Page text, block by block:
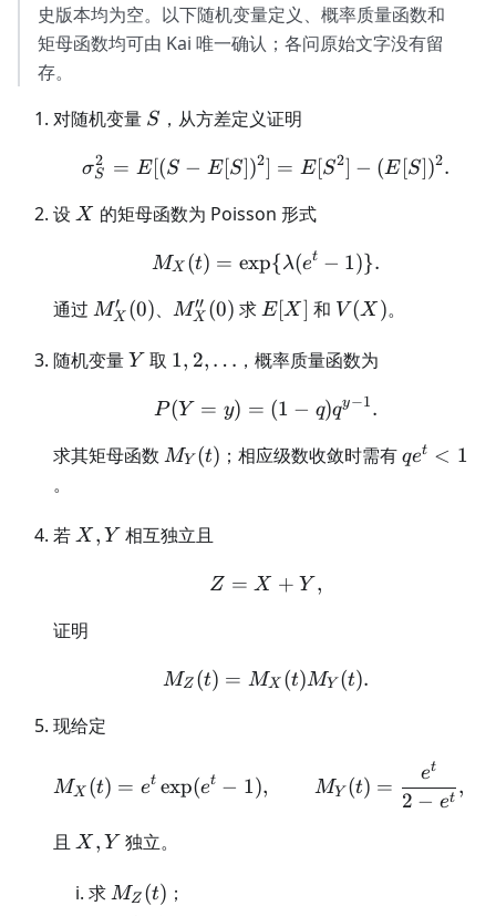
史版本均为空。以下随机变量定义、概率质量函数和
矩母函数均可由 Kai 唯一确认；各问原始文字没有留
存。
对随机变量 S
S ，从方差定义证明
\sigma_S^2 =E[(S-
σS
2 = E[(S − E[S])2] = E[S2] − (E[S])2.
设 X
X 的矩母函数为 Poisson 形式
MX (t) = exp{λ(et − 1)}.
通过 M_X'(0)
MX
′ (0)、M_X''(0)
MX
′′ (0) 求E[X]
E[X] 和 V(X)
V (X )。
随机变量Y
Y 取 1,2,\ldots
1, 2, … ，概率质量函数为
P(Y=y)=(1-q)q^{y-1}.
P(Y = y) = (1 − q)qy−1.
求其矩母函数 M_Y(t)
MY (t) ；相应级数收敛时需有qe^t<1
qet < 1
。
若 X,Y
X , Y 相互独立且
Z=X+Y,
Z = X + Y ,
证明
M_Z(t)=M_X(t)M_Y(t).
MZ (t) = MX (t)MY (t).
现给定
M_X(t)=e^t\exp(e^t-
MX (t) = et exp(et − 1), MY (t) =
2 − et
et
,
且 X,Y
X , Y 独立。
求 M_Z(t)
MZ (t) ；